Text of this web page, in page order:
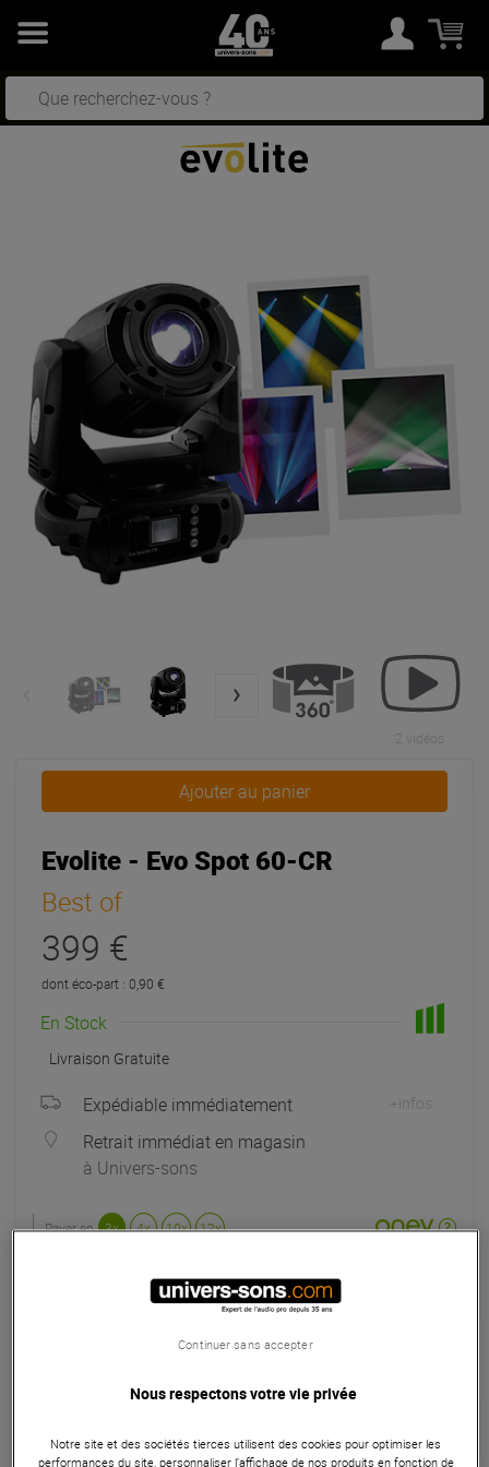
2 vidéos
Ajouter au panier
Evolite - Evo Spot 60-CR
Best of
399 €
dont éco-part : 0,90 €
En Stock
Livraison Gratuite
Expédiable immédiatement +infos
Retrait immédiat en magasin
à Univers-sons
Payer en 3x 4x 10x 12x
/ mois
Coût de financement :
TAEG fixe :
Nous respectons votre vie privée
Notre site et des sociétés tierces utilisent des cookies pour optimiser les
performances du site, personnaliser l’affichage de nos produits en fonction de
Continuer sans accepter